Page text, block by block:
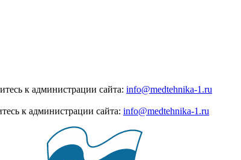
к администрации сайта: info@medtehnika-1.ru
к администрации сайта: info@medtehnika-1.ru